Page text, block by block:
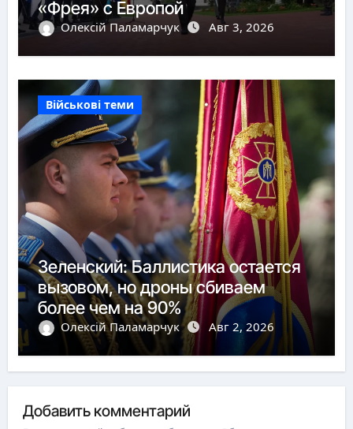
«Фрея» с Европой
Олексій Паламарчук Авг 3, 2026
Військові теми
Зеленский: Баллистика остается
вызовом, но дроны сбиваем
более чем на 90%
Олексій Паламарчук Авг 2, 2026
Добавить комментарий